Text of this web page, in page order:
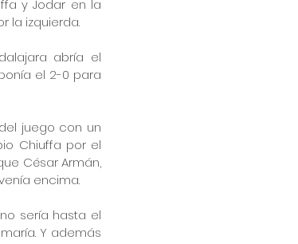
y Jodar en la
la izquierda.
abría el
el 2-0 para
juego con un
Chiuffa por el
César Armán,
encima.
sería hasta el
Y además